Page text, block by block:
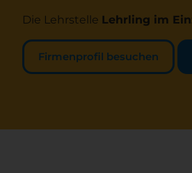
Die Lehrstelle Lehrling im
Firmenprofil besuchen